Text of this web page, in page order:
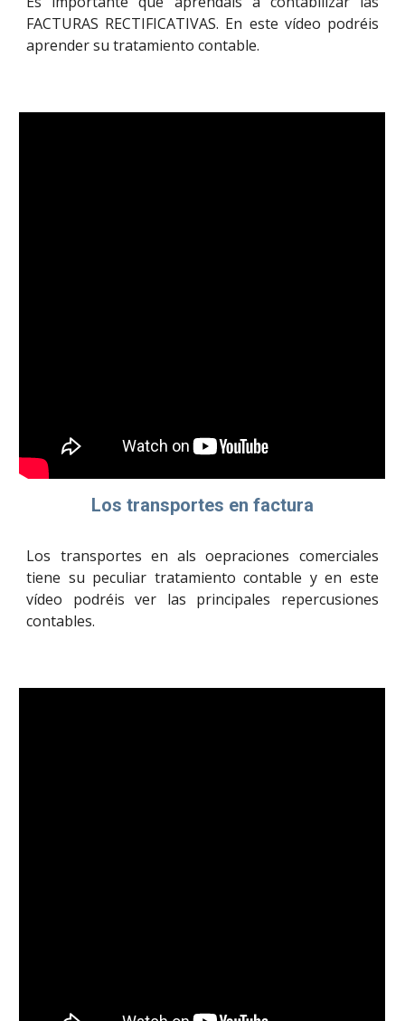
FACTURAS RECTIFICATIVAS. En este vídeo podréis
aprender su tratamiento contable.
Los transportes en factura
Los transportes en als oepraciones comerciales
tiene su peculiar tratamiento contable y en este
vídeo podréis ver las principales repercusiones
contables.